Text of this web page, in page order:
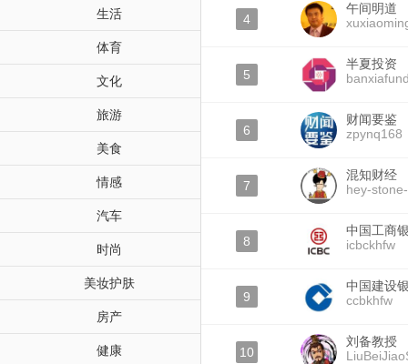
生活
体育
文化
旅游
美食
情感
汽车
时尚
美妆护肤
房产
健康
4
午间明道
5
半夏投资
6
财闻要鉴
zpynq168
7
混知财经
hey-
8
中国工商
icbckhfw
9
中国建设
ccbkhfw
10
刘备教授